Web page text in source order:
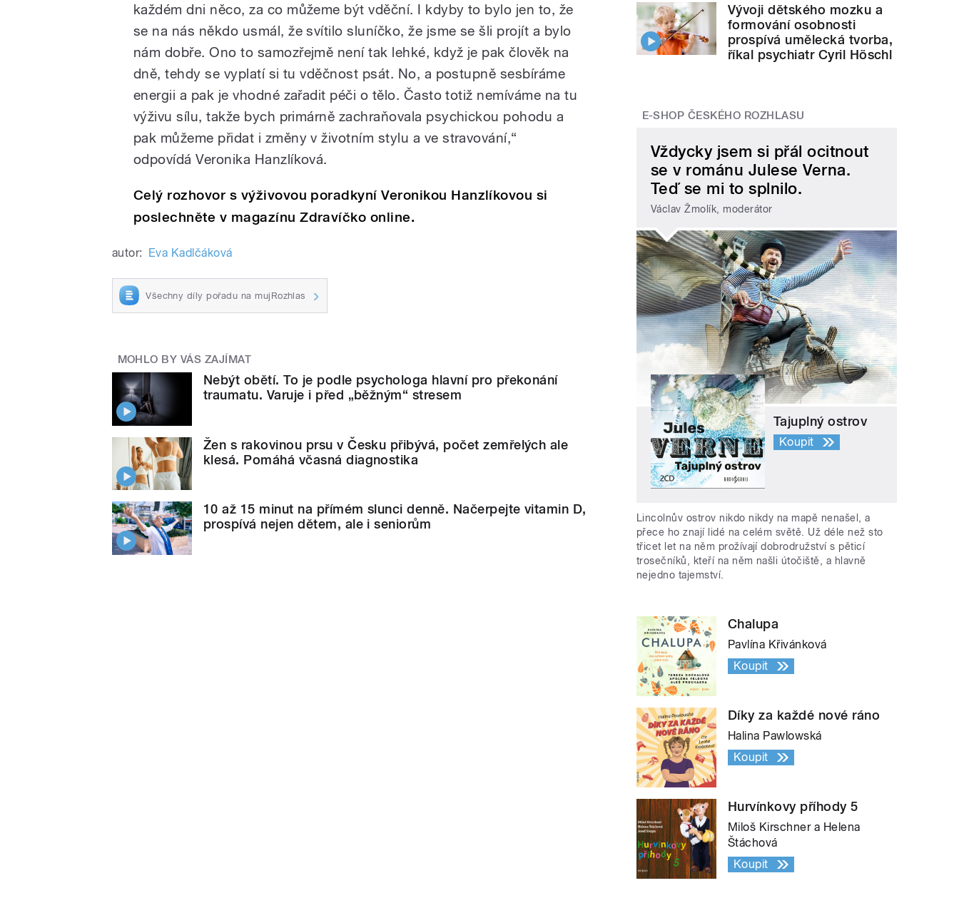
každém dni něco, za co můžeme být vděční. I kdyby to bylo jen to, že
se na nás někdo usmál, že svítilo sluníčko, že jsme se šli projít a bylo
nám dobře. Ono to samozřejmě není tak lehké, když je pak člověk na
dně, tehdy se vyplatí si tu vděčnost psát. No, a postupně sesbíráme
energii a pak je vhodné zařadit péči o tělo. Často totiž nemíváme na tu
výživu sílu, takže bych primárně zachraňovala psychickou pohodu a
pak můžeme přidat i změny v životním stylu a ve stravování,“
odpovídá Veronika Hanzlíková.
Celý rozhovor s výživovou poradkyní Veronikou Hanzlíkovou si
poslechněte v magazínu Zdravíčko online.
autor: Eva Kadlčáková
Všechny díly pořadu na mujRozhlas
MOHLO BY VÁS ZAJÍMAT
Nebýt obětí. To je podle psychologa hlavní pro překonání
traumatu. Varuje i před „běžným“ stresem
Žen s rakovinou prsu v Česku přibývá, počet zemřelých ale
klesá. Pomáhá včasná diagnostika
10 až 15 minut na přímém slunci denně. Načerpejte vitamin D,
prospívá nejen dětem, ale i seniorům
Vývoji dětského mozku a
formování osobnosti
prospívá umělecká tvorba,
říkal psychiatr Cyril Höschl
E-SHOP ČESKÉHO ROZHLASU
Vždycky jsem si přál ocitnout
se v románu Julese Verna.
Teď se mi to splnilo.
Václav Žmolík, moderátor
Tajuplný ostrov
Koupit
Lincolnův ostrov nikdo nikdy na mapě nenašel, a
přece ho znají lidé na celém světě. Už déle než sto
třicet let na něm prožívají dobrodružství s pěticí
trosečníků, kteří na něm našli útočiště, a hlavně
nejedno tajemství.
Chalupa
Pavlína Křivánková
Koupit
Díky za každé nové ráno
Halina Pawlowská
Koupit
Hurvínkovy příhody 5
Miloš Kirschner a Helena
Štáchová
Koupit